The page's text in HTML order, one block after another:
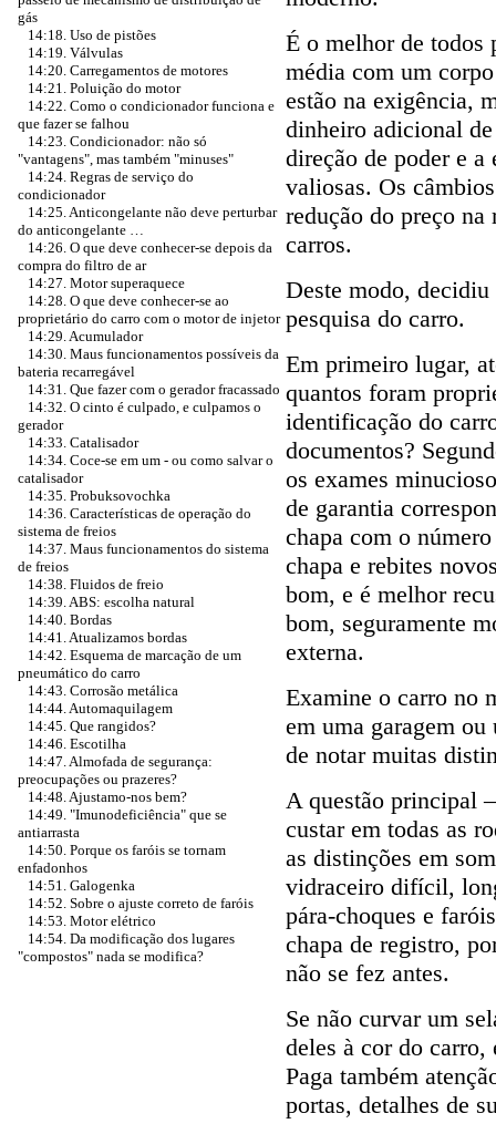
gás
14:18. Uso de pistões
14:19. Válvulas
14:20. Carregamentos de motores
14:21. Poluição do motor
14:22. Como o condicionador funciona e
que fazer se falhou
14:23. Condicionador: não só
"vantagens", mas também "minuses"
14:24. Regras de serviço do
condicionador
14:25. Anticongelante não deve perturbar
do anticongelante …
14:26. O que deve conhecer-se depois da
compra do filtro de ar
14:27. Motor superaquece
14:28. O que deve conhecer-se ao
proprietário do carro com o motor de injetor
14:29. Acumulador
14:30. Maus funcionamentos possíveis da
bateria recarregável
14:31. Que fazer com o gerador fracassado
14:32. O cinto é culpado, e culpamos o
gerador
14:33. Catalisador
14:34. Coce-se em um - ou como salvar o
catalisador
14:35. Probuksovochka
14:36. Características de operação do
sistema de freios
14:37. Maus funcionamentos do sistema
de freios
14:38. Fluidos de freio
14:39. ABS: escolha natural
14:40. Bordas
14:41. Atualizamos bordas
14:42. Esquema de marcação de um
pneumático do carro
14:43. Corrosão metálica
14:44. Automaquilagem
14:45. Que rangidos?
14:46. Escotilha
14:47. Almofada de segurança:
preocupações ou prazeres?
14:48. Ajustamo-nos bem?
14:49. "Imunodeficiência" que se
antiarrasta
14:50. Porque os faróis se tornam
enfadonhos
14:51. Galogenka
14:52. Sobre o ajuste correto de faróis
14:53. Motor elétrico
14:54. Da modificação dos lugares
"compostos" nada se modifica?
É o melhor de todos
média com um
estão na exigência,
dinheiro adicional
direção de poder e a
valiosas. Os
redução do preço na
carros.
Deste modo,
pesquisa do carro.
Em primeiro lugar,
quantos foram
identificação do
documentos?
os exames
de garantia
chapa com o
chapa e rebites
bom, e é melhor
bom, seguramente
externa.
Examine o carro no
em uma garagem
de notar muitas
A questão principal
custar em todas as
as distinções em
vidraceiro difícil,
pára-choques e
chapa de registro,
não se fez antes.
Se não curvar um
deles à cor do carro,
Paga também
portas, detalhes de